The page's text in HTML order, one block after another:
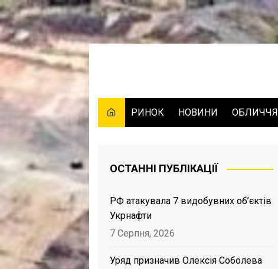
Skip
to
РИНОК НОВИНИ ОБЛИЧЧЯ
ОСТАННІ ПУБЛІКАЦІЇ
РФ атакувала 7 видобувних об’єктів
Укрнафти
7 Серпня, 2026
Уряд призначив Олексія Соболева